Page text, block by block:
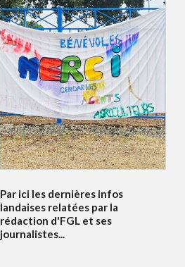
Par ici les dernières infos
landaises relatées par la
rédaction d'FGL et ses
journalistes...